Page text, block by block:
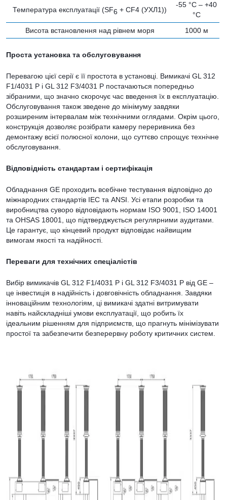
Температура експлуатації (SF6 + CF4 (УХЛ1))
-55 °C – +40
°C
Висота встановлення над рівнем моря
1000 м
Проста установка та обслуговування
Перевагою цієї серії є її простота в установці. Вимикачі GL 312
F1/4031 P і GL 312 F3/4031 P постачаються попередньо
зібраними, що значно скорочує час введення їх в експлуатацію.
Обслуговування також зведене до мінімуму завдяки
розширеним інтервалам між технічними оглядами. Окрім цього,
конструкція дозволяє розібрати камеру переривника без
демонтажу всієї полюсної колони, що суттєво спрощує технічне
обслуговування.
Відповідність стандартам і сертифікація
Обладнання GE проходить всебічне тестування відповідно до
міжнародних стандартів IEC та ANSI. Усі етапи розробки та
виробництва суворо відповідають нормам ISO 9001, ISO 14001
та OHSAS 18001, що підтверджується регулярними аудитами.
Це гарантує, що кінцевий продукт відповідає найвищим
вимогам якості та надійності.
Переваги для технічних спеціалістів
Вибір вимикачів GL 312 F1/4031 P і GL 312 F3/4031 P від GE –
це інвестиція в надійність і довговічність обладнання. Завдяки
інноваційним технологіям, ці вимикачі здатні витримувати
навіть найскладніші умови експлуатації, що робить їх
ідеальним рішенням для підприємств, що прагнуть мінімізувати
простої та забезпечити безперервну роботу критичних систем.